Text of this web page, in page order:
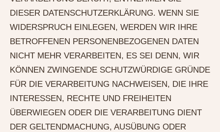
DIESER DATENSCHUTZERKLÄRUNG. WENN SIE
WIDERSPRUCH EINLEGEN, WERDEN WIR IHRE
BETROFFENEN PERSONENBEZOGENEN DATEN
NICHT MEHR VERARBEITEN, ES SEI DENN, WIR
KÖNNEN ZWINGENDE SCHUTZWÜRDIGE GRÜNDE
FÜR DIE VERARBEITUNG NACHWEISEN, DIE IHRE
INTERESSEN, RECHTE UND FREIHEITEN
ÜBERWIEGEN ODER DIE VERARBEITUNG DIENT
DER GELTENDMACHUNG, AUSÜBUNG ODER